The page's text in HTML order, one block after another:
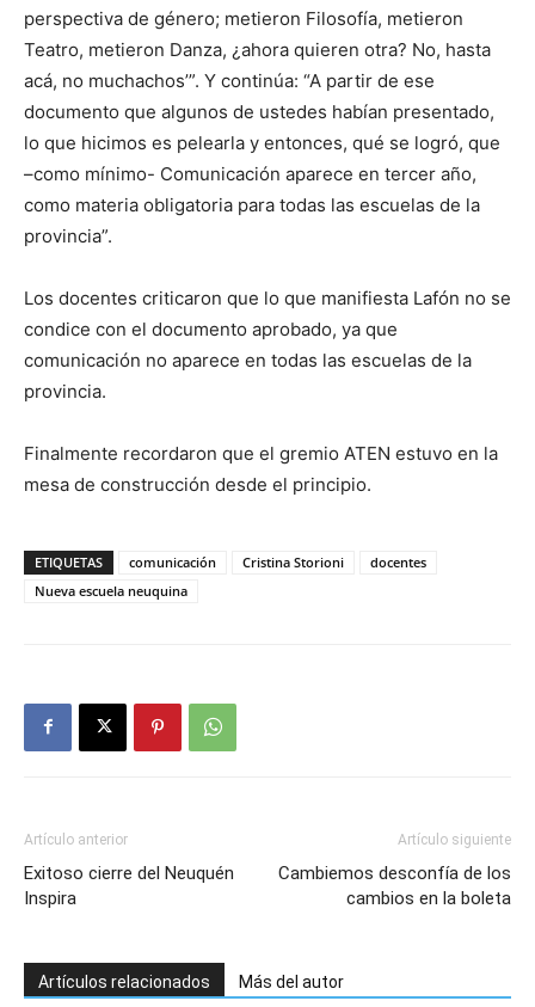
perspectiva de género; metieron Filosofía, metieron
Teatro, metieron Danza, ¿ahora quieren otra? No, hasta
acá, no muchachos’”. Y continúa: “A partir de ese
documento que algunos de ustedes habían presentado,
lo que hicimos es pelearla y entonces, qué se logró, que
–como mínimo- Comunicación aparece en tercer año,
como materia obligatoria para todas las escuelas de la
provincia”.
Los docentes criticaron que lo que manifiesta Lafón no se
condice con el documento aprobado, ya que
comunicación no aparece en todas las escuelas de la
provincia.
Finalmente recordaron que el gremio ATEN estuvo en la
mesa de construcción desde el principio.
ETIQUETAS comunicación Cristina Storioni
docentes
Nueva escuela neuquina
Artículo anterior
Exitoso cierre del Neuquén
Inspira
Artículo siguiente
Cambiemos desconfía de los
cambios en la boleta
Artículos relacionados Más del autor